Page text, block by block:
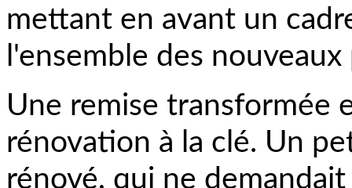
mettant en avant un
l'ensemble des
Une remise transformée
rénovation à la clé. Un
rénové, qui ne